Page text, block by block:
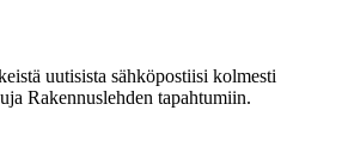
uutisista sähköpostiisi kolmesti
Rakennuslehden tapahtumiin.